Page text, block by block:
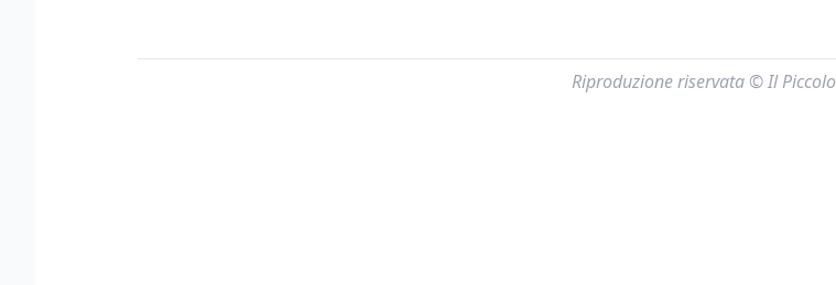
Riproduzione riservata © Il Piccolo